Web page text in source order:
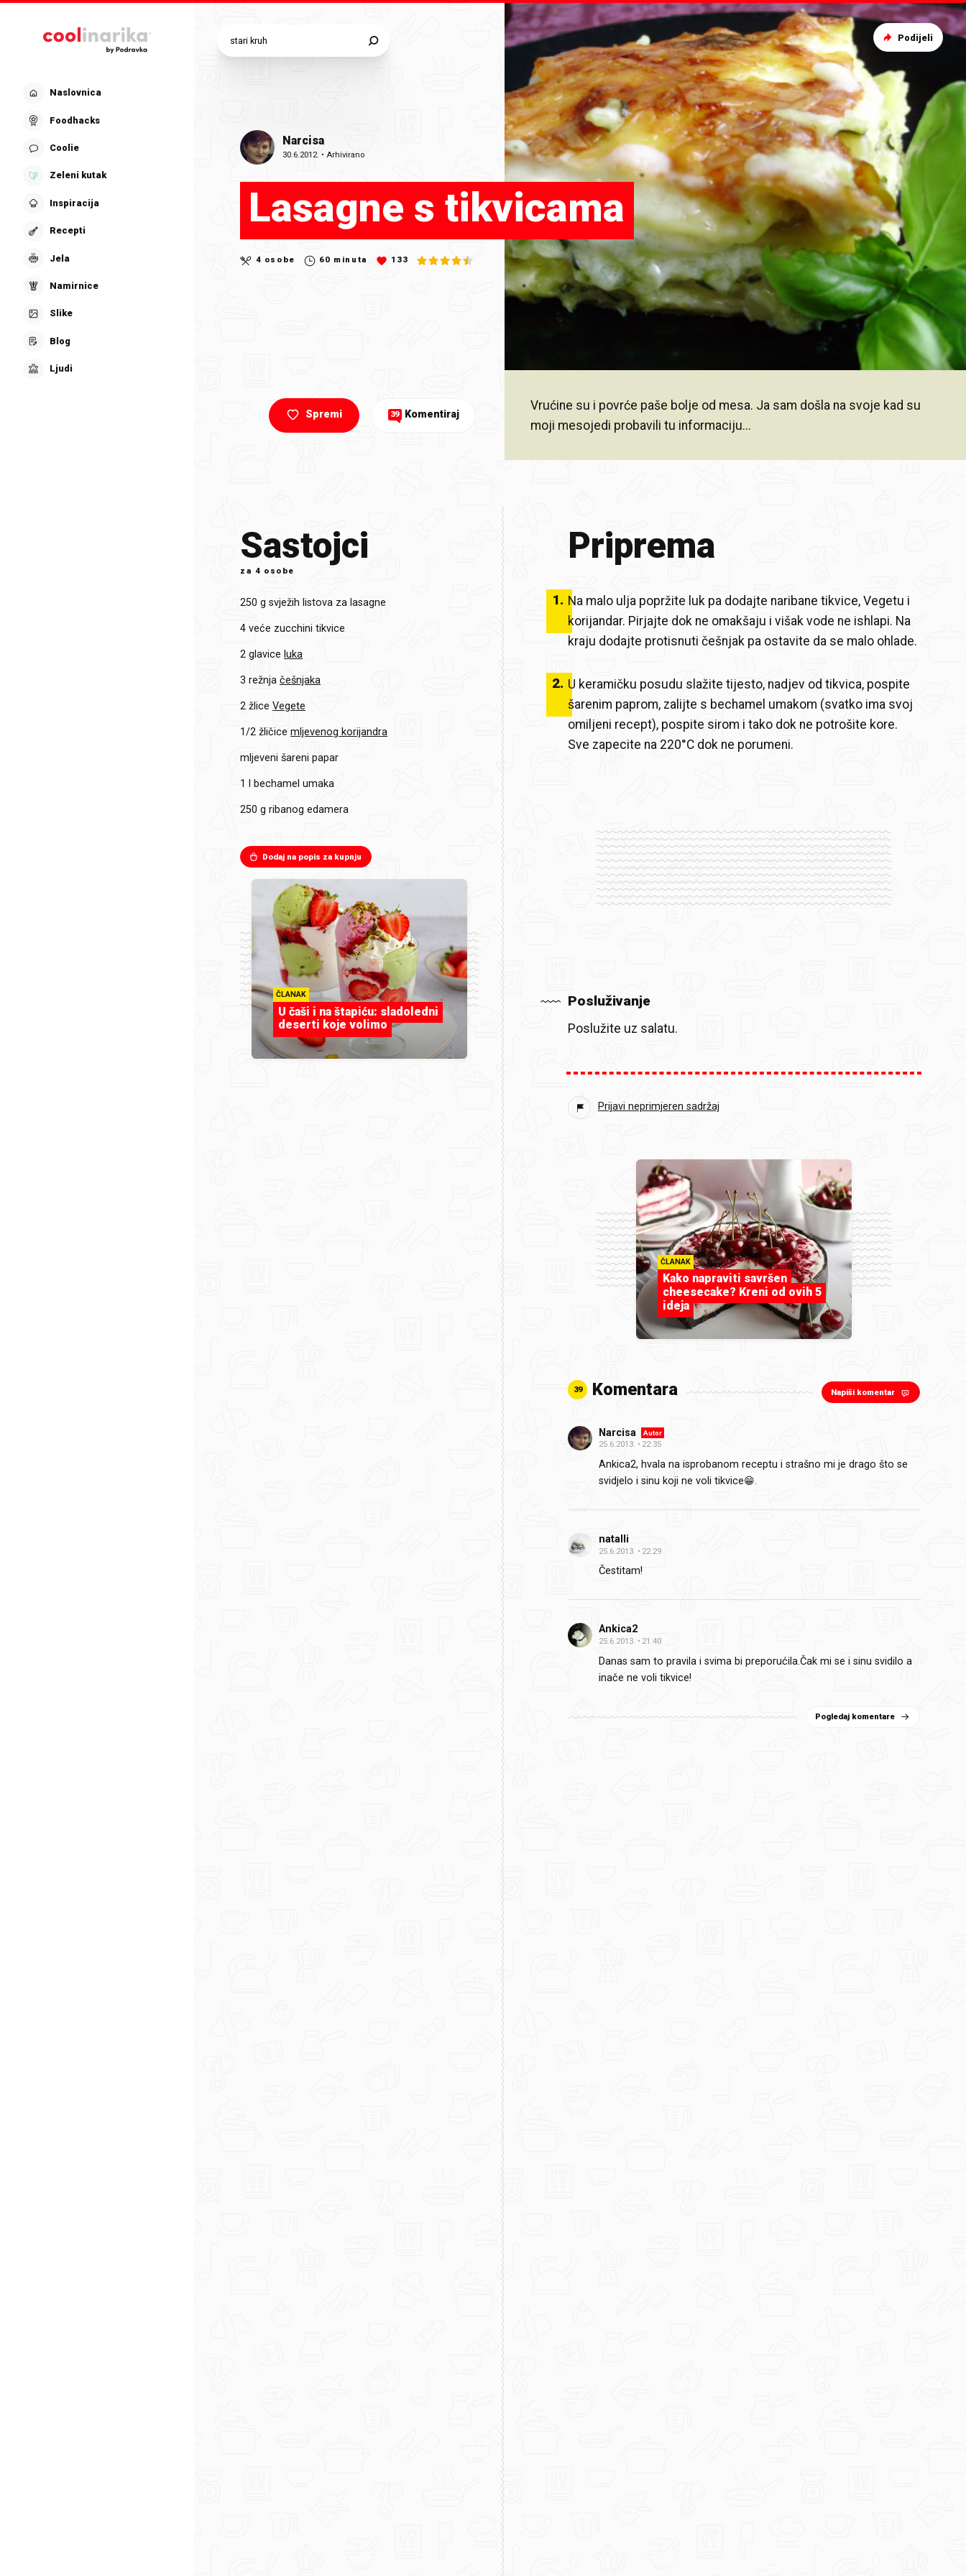
Naslovnica
Foodhacks
Coolie
Zeleni kutak
Inspiracija
Recepti
Jela
Namirnice
Slike
Blog
Ljudi
Narcisa
30.6.2012. •Arhivirano
Lasagne s tikvicama
4 osobe 60 minuta 133
Vrućine su i povrće paše bolje od mesa. Ja sam došla na svoje kad su
moji mesojedi probavili tu informaciju...
Spremi 39 Komentiraj
Podijeli
Sastojci
za 4 osobe
250 g svježih listova za lasagne
4 veće zucchini tikvice
2 glavice luka
3 režnja češnjaka
2 žlice Vegete
1/2 žličice mljevenog korijandra
mljeveni šareni papar
1 l bechamel umaka
250 g ribanog edamera
Dodaj na popis za kupnju
ČLANAK
U čaši i na štapiću: sladoledni
deserti koje volimo
Priprema
1. Na malo ulja popržite luk pa dodajte naribane tikvice, Vegetu i
korijandar. Pirjajte dok ne omakšaju i višak vode ne ishlapi. Na
kraju dodajte protisnuti češnjak pa ostavite da se malo ohlade.
2. U keramičku posudu slažite tijesto, nadjev od tikvica, pospite
šarenim paprom, zalijte s bechamel umakom (svatko ima svoj
omiljeni recept), pospite sirom i tako dok ne potrošite kore.
Sve zapecite na 220°C dok ne porumeni.
Posluživanje
Poslužite uz salatu.
Prijavi neprimjeren sadržaj
ČLANAK
Kako napraviti savršen
cheesecake? Kreni od ovih 5
ideja
39 Komentara Napiši komentar
Narcisa Autor
25.6.2013. 22:35
Ankica2, hvala na isprobanom receptu i strašno mi je drago što se
svidjelo i sinu koji ne voli tikvice😁.
natalli
25.6.2013. 22:29
Čestitam!
Ankica2
25.6.2013. 21:40
Danas sam to pravila i svima bi preporućila.Čak mi se i sinu svidilo a
inače ne voli tikvice!
Pogledaj komentare